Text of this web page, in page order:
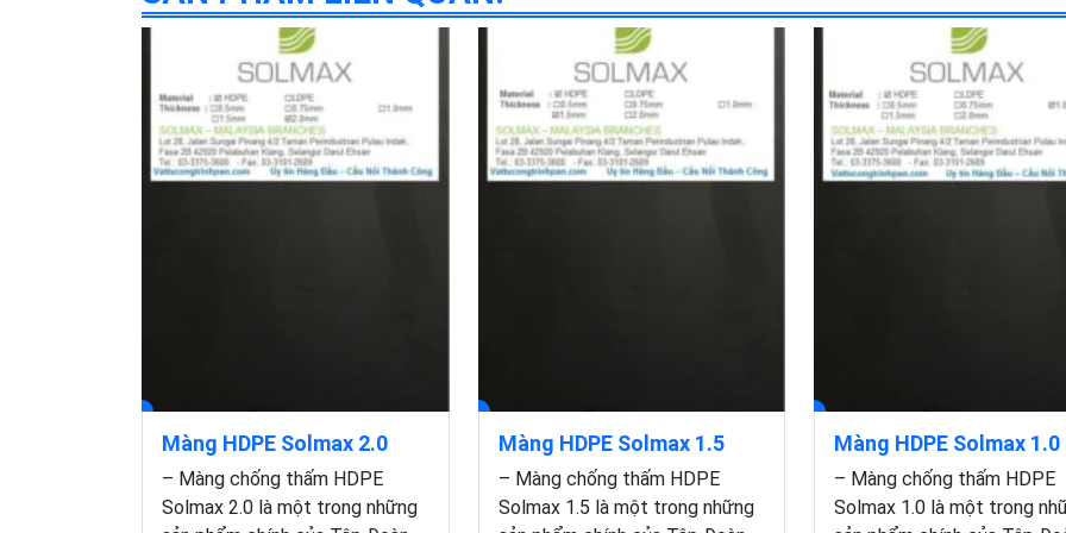
Màng HDPE Solmax 2.0
– Màng chống thấm HDPE
Solmax 2.0 là một trong những
Màng HDPE Solmax 1.5
– Màng chống thấm HDPE
Solmax 1.5 là một trong những
Màng HDPE Solmax 1.0
– Màng chống thấm HDPE
Solmax 1.0 là một trong